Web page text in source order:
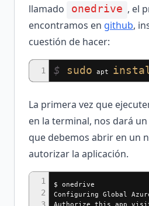
llamado
onedrive , el
encontramos en github,
cuestión de hacer:
1 $ sudo apt
La primera vez que
en la terminal, nos dará
que debemos abrir en un
autorizar la aplicación.
1
2
$ onedrive
Configuring Global